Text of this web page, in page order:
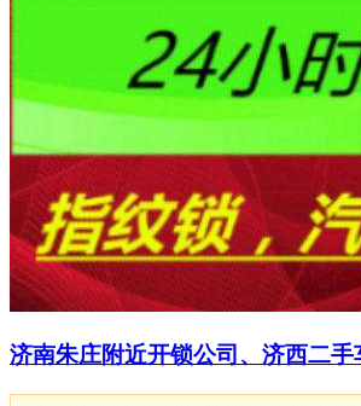
济南朱庄附近开锁公司、济西二